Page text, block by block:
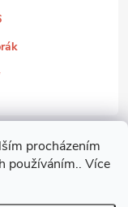
procházením
používáním.. Více